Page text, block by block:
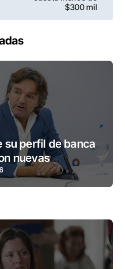
$300 mil
su perfil de banca
nuevas
familias y